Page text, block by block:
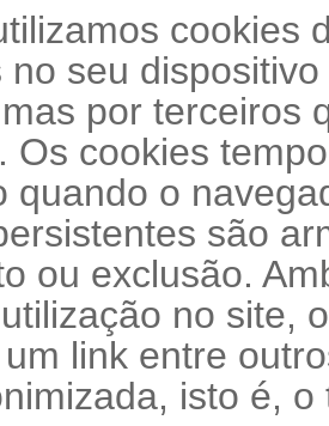
cookies
no seu
por terceiros
Os cookies
quando o
são
ou exclusão.
no site,
link entre
isto é,